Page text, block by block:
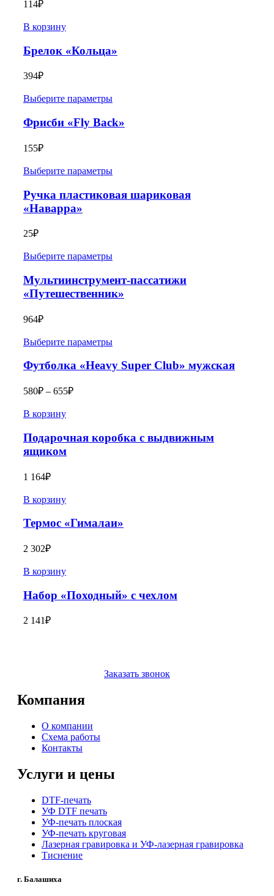
114₽
В корзину
Брелок «Кольца»
394₽
Выберите параметры
Фрисби «Fly Back»
155₽
Выберите параметры
Ручка пластиковая шариковая
«Наварра»
25₽
Выберите параметры
Мультиинструмент-пассатижи
«Путешественник»
964₽
Выберите параметры
Футболка «Heavy Super Club» мужская
580₽ – 655₽
В корзину
Подарочная коробка с выдвижным
ящиком
1 164₽
В корзину
Термос «Гималаи»
2 302₽
В корзину
Набор «Походный» с чехлом
2 141₽
Заказать звонок
Компания
О компании
Схема работы
Контакты
Услуги и цены
DTF-печать
УФ DTF печать
УФ-печать плоская
УФ-печать круговая
Лазерная гравировка и УФ-лазерная гравировка
Тиснение
г. Балашиха